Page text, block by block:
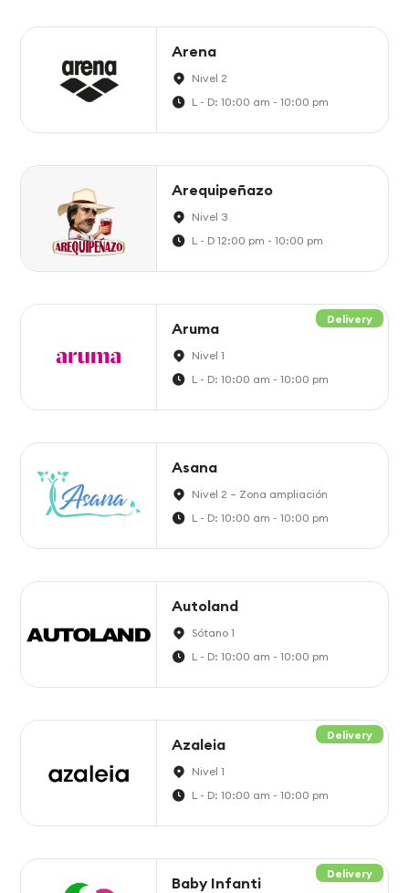
Arena
Nivel 2
L - D: 10:00 am - 10:00 pm
Arequipeñazo
Nivel 3
L - D 12:00 pm - 10:00 pm
Delivery
Aruma
Nivel 1
L - D: 10:00 am - 10:00 pm
Asana
Nivel 2 – Zona ampliación
L - D: 10:00 am - 10:00 pm
Autoland
Sótano 1
L - D: 10:00 am - 10:00 pm
Delivery
Azaleia
Nivel 1
L - D: 10:00 am - 10:00 pm
Delivery
Baby Infanti